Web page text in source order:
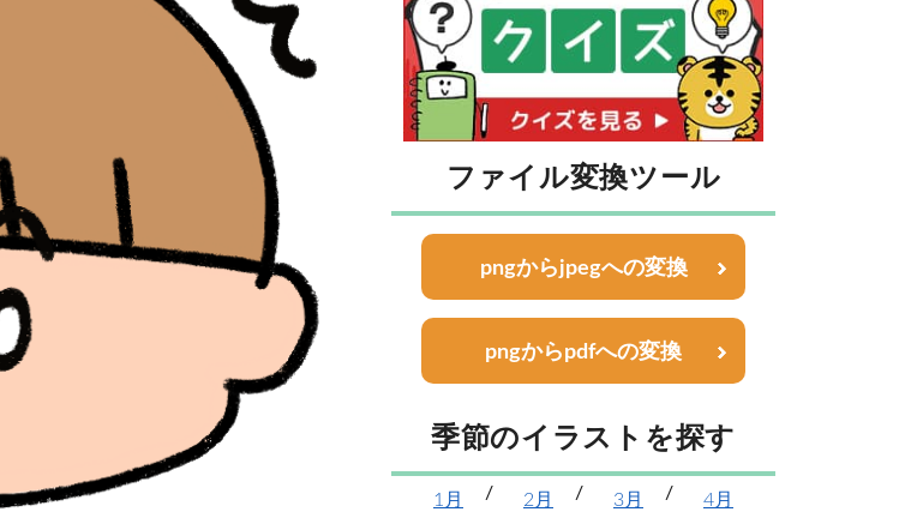
ファイル変換ツール
pngからjpegへの変換
pngからpdfへの変換
季節のイラストを探す
1月 2月 3月
4月